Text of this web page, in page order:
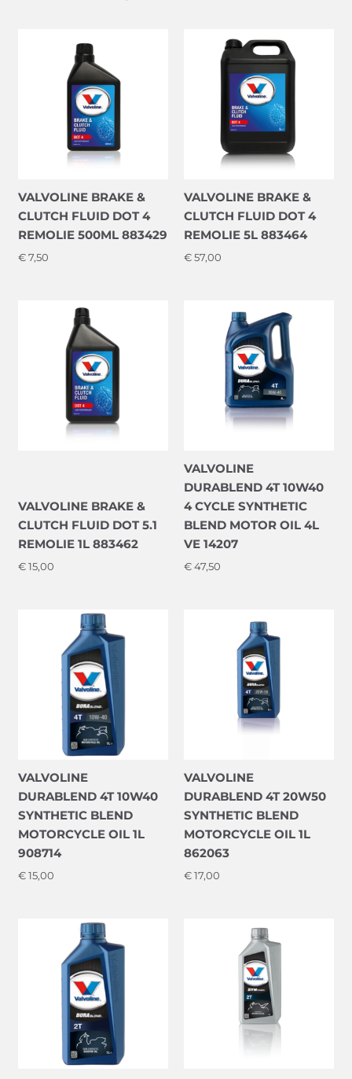
VALVOLINE BRAKE &
CLUTCH FLUID DOT 4
REMOLIE 500ML 883429
€7,50
VALVOLINE BRAKE &
CLUTCH FLUID DOT 4
REMOLIE 5L 883464
€57,00
VALVOLINE BRAKE &
CLUTCH FLUID DOT 5.1
REMOLIE 1L 883462
€15,00
VALVOLINE
DURABLEND 4T 10W40
4 CYCLE SYNTHETIC
BLEND MOTOR OIL 4L
VE 14207
€47,50
VALVOLINE
DURABLEND 4T 10W40
SYNTHETIC BLEND
MOTORCYCLE OIL 1L
908714
€15,00
VALVOLINE
DURABLEND 4T 20W50
SYNTHETIC BLEND
MOTORCYCLE OIL 1L
862063
€17,00